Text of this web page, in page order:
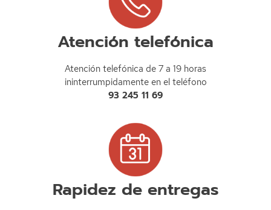
Atención telefónica
Atención telefónica de 7 a 19 horas
ininterrumpidamente en el teléfono
93 245 11 69
Rapidez de entregas